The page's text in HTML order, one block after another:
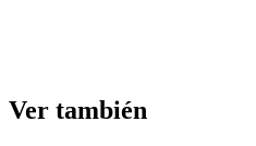
Ver también